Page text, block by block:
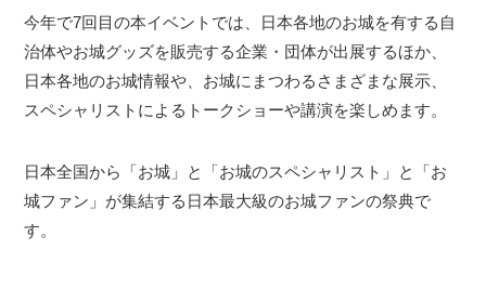
今年で7回目の本イベントでは、日本各地のお城を有する自
治体やお城グッズを販売する企業・団体が出展するほか、
日本各地のお城情報や、お城にまつわるさまざまな展示、
スペシャリストによるトークショーや講演を楽しめます。
日本全国から「お城」と「お城のスペシャリスト」と「お
城ファン」が集結する日本最大級のお城ファンの祭典で
す。